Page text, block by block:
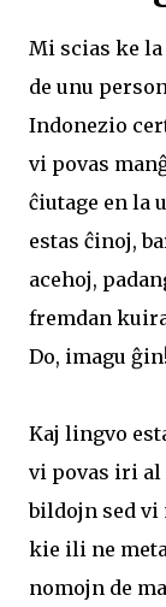
Mi scias ke
de unu
Indonezio
vi povas
ĉiutage en la
estas ĉinoj,
acehoj,
fremdan
Do, imagu ĝin!
Kaj lingvo
vi povas iri al
bildojn sed vi
kie ili ne
nomojn de